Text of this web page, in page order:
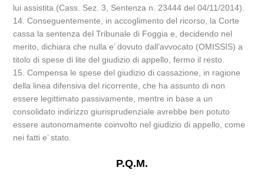
lui assistita (Cass. Sez. 3, Sentenza n. 23444 del 04/11/2014).
14. Conseguentemente, in accoglimento del ricorso, la Corte
cassa la sentenza del Tribunale di Foggia e, decidendo nel
merito, dichiara che nulla e’ dovuto dall’avvocato (OMISSIS) a
titolo di spese di lite del giudizio di appello, fermo il resto.
15. Compensa le spese del giudizio di cassazione, in ragione
della linea difensiva del ricorrente, che ha assunto di non
essere legittimato passivamente, mentre in base a un
consolidato indirizzo giurisprudenziale avrebbe ben potuto
essere autonomamente coinvolto nel giudizio di appello, come
nei fatti e’ stato.
P.Q.M.